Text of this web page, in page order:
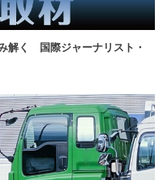
解く 国際ジャーナリスト・